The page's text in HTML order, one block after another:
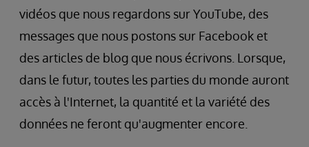
vidéos que nous regardons sur YouTube, des
messages que nous postons sur Facebook et
des articles de blog que nous écrivons. Lorsque,
dans le futur, toutes les parties du monde auront
accès à l'Internet, la quantité et la variété des
données ne feront qu'augmenter encore.